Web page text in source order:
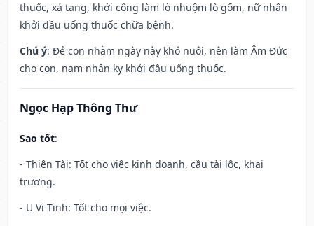
thuốc, xả tang, khởi công làm lò nhuộm lò gốm, nữ nhân
khởi đầu uống thuốc chữa bệnh.
Chú ý: Đẻ con nhằm ngày này khó nuôi, nên làm Âm Đức
cho con, nam nhân kỵ khởi đầu uống thuốc.
Ngọc Hạp Thông Thư
Sao tốt:
- Thiên Tài: Tốt cho việc kinh doanh, cầu tài lộc, khai
trương.
- U Vi Tinh: Tốt cho mọi việc.